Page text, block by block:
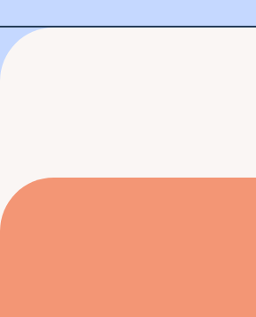
pretende
como espacio
para el ejercicio